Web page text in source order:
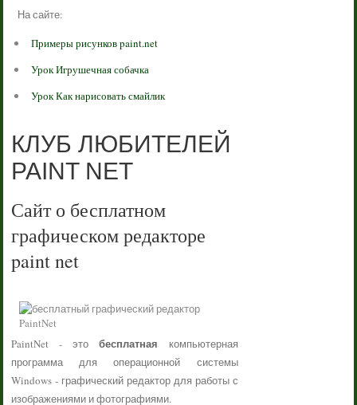
На сайте:
Примеры рисунков paint.net
Урок Игрушечная собачка
Урок Как нарисовать смайлик
КЛУБ ЛЮБИТЕЛЕЙ
PAINT NET
Сайт о бесплатном
графическом редакторе
paint net
PaintNet - этобесплатная компьютерная
программа для операционной системы
Windows - графический редактор для работы с
изображениями и фотографиями.